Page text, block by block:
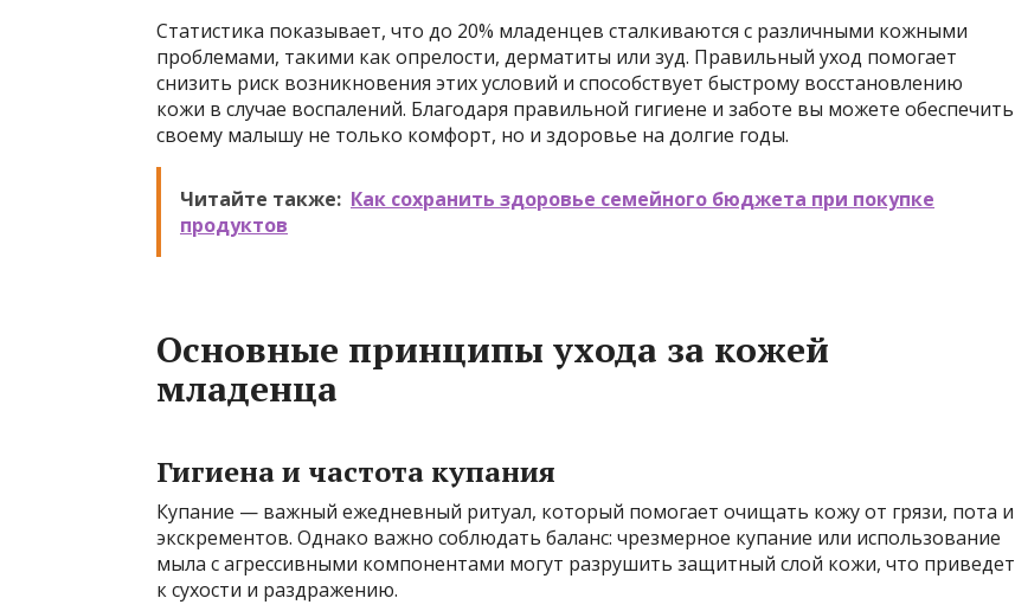
Статистика показывает, что до 20% младенцев сталкиваются с различными кожными
проблемами, такими как опрелости, дерматиты или зуд. Правильный уход помогает
снизить риск возникновения этих условий и способствует быстрому восстановлению
кожи в случае воспалений. Благодаря правильной гигиене и заботе вы можете обеспечить
своему малышу не только комфорт, но и здоровье на долгие годы.
Читайте также: Как сохранить здоровье семейного бюджета при покупке
продуктов
Основные принципы ухода за кожей
младенца
Гигиена и частота купания
Купание — важный ежедневный ритуал, который помогает очищать кожу от грязи, пота и
экскрементов. Однако важно соблюдать баланс: чрезмерное купание или использование
мыла с агрессивными компонентами могут разрушить защитный слой кожи, что приведет
к сухости и раздражению.